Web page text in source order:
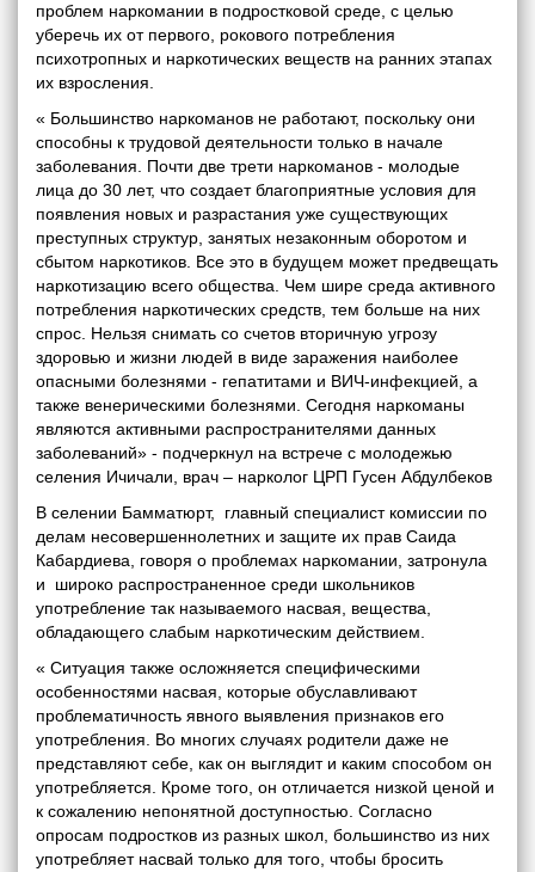
проблем наркомании в подростковой среде, с целью
уберечь их от первого, рокового потребления
психотропных и наркотических веществ на ранних этапах
их взросления.
« Большинство наркоманов не работают, поскольку они
способны к трудовой деятельности только в начале
заболевания. Почти две трети наркоманов - молодые
лица до 30 лет, что создает благоприятные условия для
появления новых и разрастания уже существующих
преступных структур, занятых незаконным оборотом и
сбытом наркотиков. Все это в будущем может предвещать
наркотизацию всего общества. Чем шире среда активного
потребления наркотических средств, тем больше на них
спрос. Нельзя снимать со счетов вторичную угрозу
здоровью и жизни людей в виде заражения наиболее
опасными болезнями - гепатитами и ВИЧ-инфекцией, а
также венерическими болезнями. Сегодня наркоманы
являются активными распространителями данных
заболеваний» - подчеркнул на встрече с молодежью
селения Ичичали, врач – нарколог ЦРП Гусен Абдулбеков
В селении Бамматюрт, главный специалист комиссии по
делам несовершеннолетних и защите их прав Саида
Кабардиева, говоря о проблемах наркомании, затронула
и широко распространенное среди школьников
употребление так называемого насвая, вещества,
обладающего слабым наркотическим действием.
« Ситуация также осложняется специфическими
особенностями насвая, которые обуславливают
проблематичность явного выявления признаков его
употребления. Во многих случаях родители даже не
представляют себе, как он выглядит и каким способом он
употребляется. Кроме того, он отличается низкой ценой и
к сожалению непонятной доступностью. Согласно
опросам подростков из разных школ, большинство из них
употребляет насвай только для того, чтобы бросить